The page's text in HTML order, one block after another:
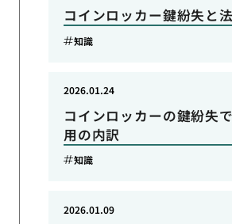
コインロッカー鍵紛失と
知識
コインロッカーの鍵紛失
用の内訳
2026.01.24
知識
2026.01.09